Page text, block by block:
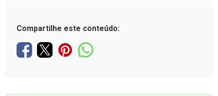
Compartilhe este conteúdo: